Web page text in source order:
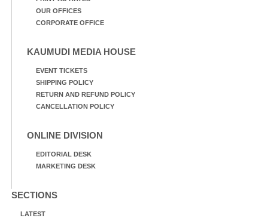
OUR OFFICES
CORPORATE OFFICE
KAUMUDI MEDIA HOUSE
EVENT TICKETS
SHIPPING POLICY
RETURN AND REFUND POLICY
CANCELLATION POLICY
ONLINE DIVISION
EDITORIAL DESK
MARKETING DESK
SECTIONS
LATEST